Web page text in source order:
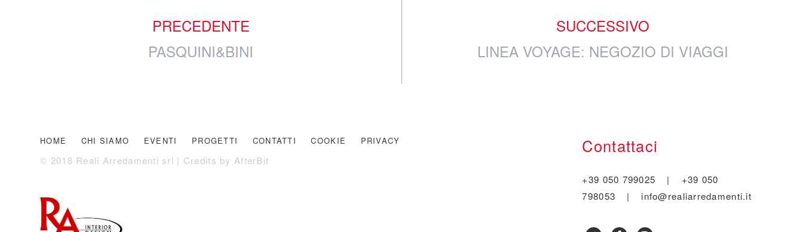
PRECEDENTE
PASQUINI&BINI
SUCCESSIVO
LINEA VOYAGE: NEGOZIO DI VIAGGI
HOME CHI SIAMO EVENTI PROGETTI CONTATTI COOKIE PRIVACY
© 2018 Reali Arredamenti srl | Credits by AfterBit
Contattaci
+39 050 799025 |
+39 050
798053
| info@realiarredamenti.it